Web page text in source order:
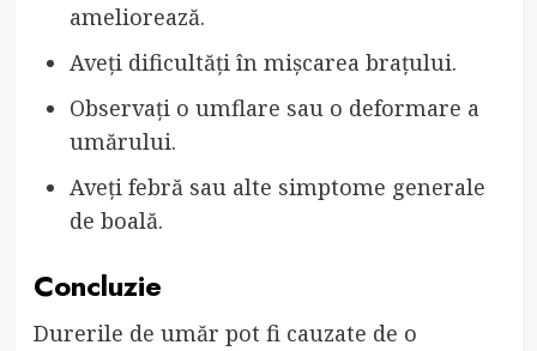
ameliorează.
Aveți dificultăți în mișcarea brațului.
Observați o umflare sau o deformare a
umărului.
Aveți febră sau alte simptome generale
de boală.
Concluzie
Durerile de umăr pot fi cauzate de o